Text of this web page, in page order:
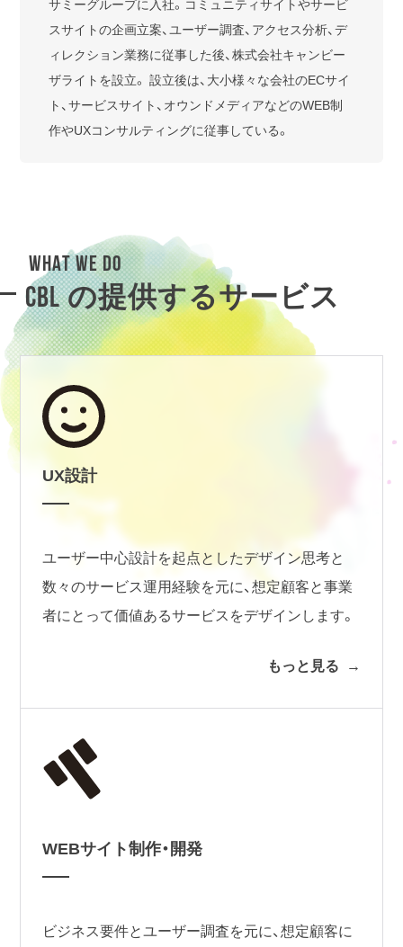
スサイトの企画立案、ユーザー調査、アクセス分析、デ
ィレクション業務に従事した後、株式会社キャンビー
ザライトを設立。 設立後は、大小様々な会社のECサイ
ト、サービスサイト、オウンドメディアなどのWEB制
作やUXコンサルティングに従事している。
WHAT WE DO
CBL の提供するサービス
UX設計
ユーザー中心設計を起点としたデザイン思考と
数々のサービス運用経験を元に、想定顧客と事業
者にとって価値あるサービスをデザインします。
もっと見る
WEBサイト制作・開発
ビジネス要件とユーザー調査を元に、想定顧客に